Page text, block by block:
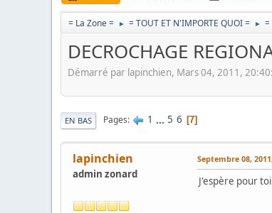
= La Zone = ► = TOUT ET N'IMPORTE QUOI = ► =
DECROCHAGE
Démarré par lapinchien, Mars 04, 2011,
EN BAS Pages 1 ... 5 6 7
lapinchien
admin zonard
Septembre 08,
J'espère pour